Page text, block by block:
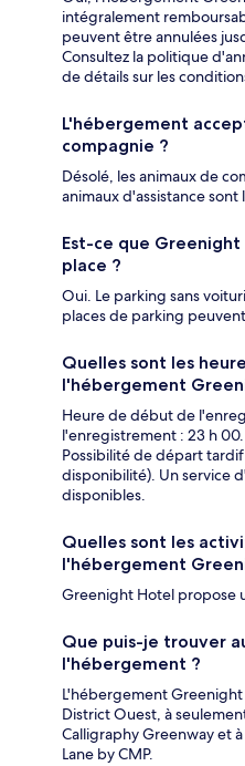
intégralement
peuvent être annulées
Consultez la politique
de détails sur les
L'hébergement
compagnie ?
Désolé, les animaux de
animaux d'assistance sont
Est-ce que
place ?
Oui. Le parking sans
places de parking
Quelles sont les
l'hébergement
Heure de début de
l'enregistrement : 23 h
Possibilité de départ
disponibilité). Un service
disponibles.
Quelles sont les
l'hébergement
Greenight Hotel propose
Que puis-je trouver
l'hébergement ?
L'hébergement
District Ouest, à
Calligraphy Greenway et
Lane by CMP.